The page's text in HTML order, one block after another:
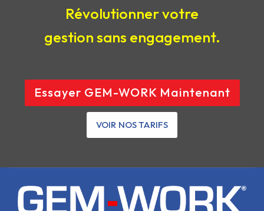
Révolutionner votre
gestion sans engagement.
Essayer GEM-WORK Maintenant
VOIR NOS TARIFS